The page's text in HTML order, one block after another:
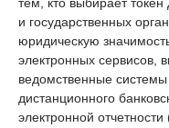
и государственных
юридическую
электронных сервисов,
ведомственные системы
дистанционного
электронной